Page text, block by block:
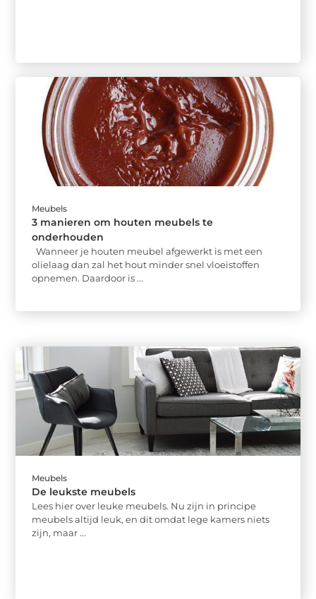
Meubels
3 manieren om houten meubels te
onderhouden
Wanneer je houten meubel afgewerkt is met een
olielaag dan zal het hout minder snel vloeistoffen
opnemen. Daardoor is ...
Meubels
De leukste meubels
Lees hier over leuke meubels. Nu zijn in principe
meubels altijd leuk, en dit omdat lege kamers niets
zijn, maar ...